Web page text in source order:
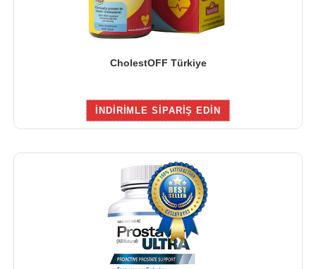
CholestOFF Türkiye
INDIRIMLE SIPARIŞ EDIN